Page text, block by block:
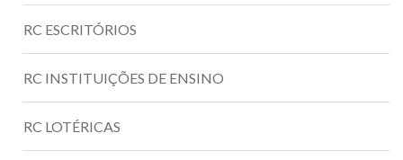
RC ESCRITÓRIOS
RC INSTITUIÇÕES DE ENSINO
RC LOTÉRICAS